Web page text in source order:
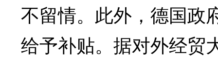
不留情。此外，德国政
给予补贴。据对外经贸